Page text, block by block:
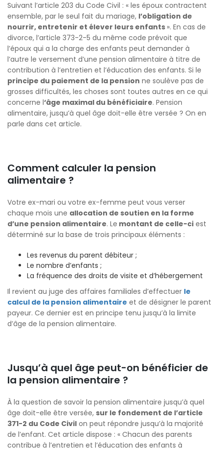
Suivant l’article 203 du Code Civil : « les époux contractent
ensemble, par le seul fait du mariage, l’obligation de
nourrir, entretenir et élever leurs enfants ». En cas de
divorce, l’article 373-2-5 du même code prévoit que
l’époux qui a la charge des enfants peut demander à
l’autre le versement d’une pension alimentaire à titre de
contribution à l’entretien et l’éducation des enfants. Si le
principe du paiement de la pension ne soulève pas de
grosses difficultés, les choses sont toutes autres en ce qui
concerne l‘âge maximal du bénéficiaire. Pension
alimentaire, jusqu’à quel âge doit-elle être versée ? On en
parle dans cet article.
Comment calculer la pension
alimentaire ?
Votre ex-mari ou votre ex-femme peut vous verser
chaque mois une allocation de soutien en la forme
d’une pension alimentaire. Le montant de celle-ci est
déterminé sur la base de trois principaux éléments :
Les revenus du parent débiteur ;
Le nombre d’enfants ;
La fréquence des droits de visite et d’hébergement
Il revient au juge des affaires familiales d’effectuer le
calcul de la pension alimentaire et de désigner le parent
payeur. Ce dernier est en principe tenu jusqu’à la limite
d’âge de la pension alimentaire.
Jusqu’à quel âge peut-on bénéficier de
la pension alimentaire ?
À la question de savoir la pension alimentaire jusqu’à quel
âge doit-elle être versée, sur le fondement de l’article
371-2 du Code Civil on peut répondre jusqu’à la majorité
de l’enfant. Cet article dispose : « Chacun des parents
contribue à l’entretien et l’éducation des enfants à